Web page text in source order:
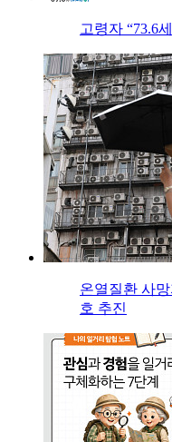
고령자 “73.6
온열질환 사
호 추진